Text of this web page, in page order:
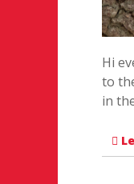
Hi
to
in